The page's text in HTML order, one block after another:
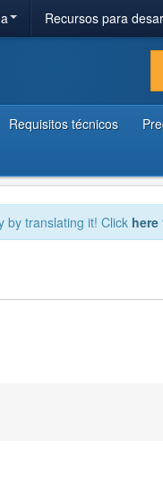
Recursos para
Requisitos técnicos
by translating it! Click here